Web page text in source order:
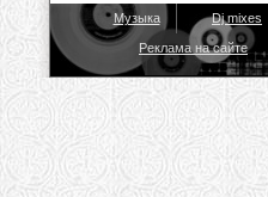
Музыка Dj mixes
Реклама на сайте